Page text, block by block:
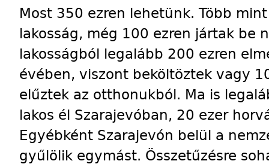
Most 350 ezren lehetünk. Több
lakosság, még 100 ezren jártak be
lakosságból legalább 200 ezren
évében, viszont beköltöztek vagy
elűztek az otthonukból. Ma is
lakos él Szarajevóban, 20 ezer
Egyébként Szarajevón belül a
gyűlölik egymást. Összetűzésre